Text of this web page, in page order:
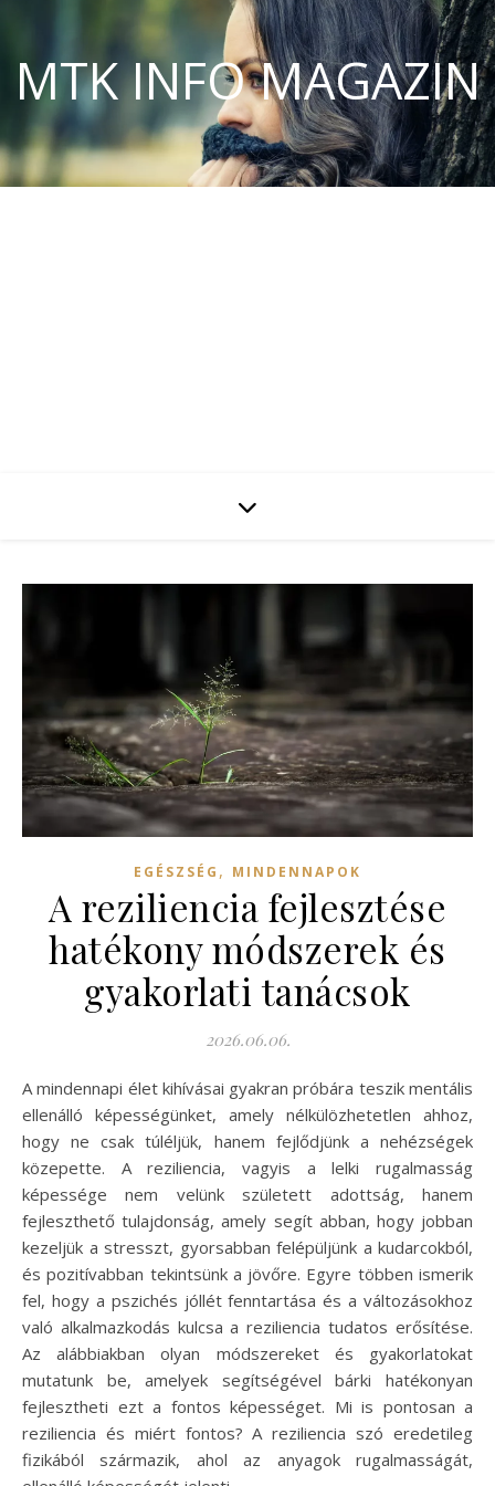
MTK INFO MAGAZIN
EGÉSZSÉG , MINDENNAPOK
A reziliencia fejlesztése
hatékony módszerek és
gyakorlati tanácsok
2026.06.06.
A mindennapi élet kihívásai gyakran próbára teszik mentális
ellenálló képességünket, amely nélkülözhetetlen ahhoz,
hogy ne csak túléljük, hanem fejlődjünk a nehézségek
közepette. A reziliencia, vagyis a lelki rugalmasság
képessége nem velünk született adottság, hanem
fejleszthető tulajdonság, amely segít abban, hogy jobban
kezeljük a stresszt, gyorsabban felépüljünk a kudarcokból,
és pozitívabban tekintsünk a jövőre. Egyre többen ismerik
fel, hogy a pszichés jóllét fenntartása és a változásokhoz
való alkalmazkodás kulcsa a reziliencia tudatos erősítése.
Az alábbiakban olyan módszereket és gyakorlatokat
mutatunk be, amelyek segítségével bárki hatékonyan
fejlesztheti ezt a fontos képességet. Mi is pontosan a
reziliencia és miért fontos? A reziliencia szó eredetileg
fizikából származik, ahol az anyagok rugalmasságát,